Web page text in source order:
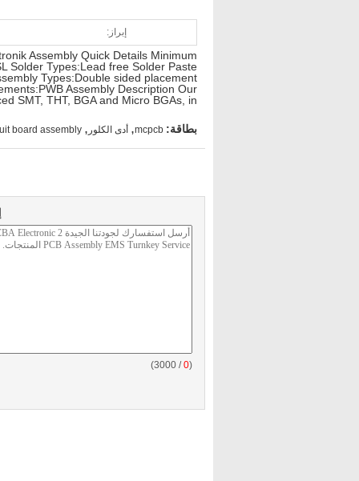
إبراز:
Assembly Quick Details Minimum
Solder Types:Lead free Solder Paste
Types:Double sided placement
Assembly Description Our
SMT, THT, BGA and Micro BGAs, in
بطاقة: mcpcb
, أدى الكلور ,
board assembly
(
0
/ 3000)